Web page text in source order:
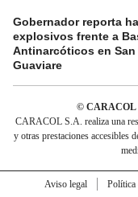
Gobernador reporta
explosivos frente a
Antinarcóticos en San
Guaviare
© CARACOL
CARACOL S.A. realiza una
y otras prestaciones accesibles
Aviso legal Política